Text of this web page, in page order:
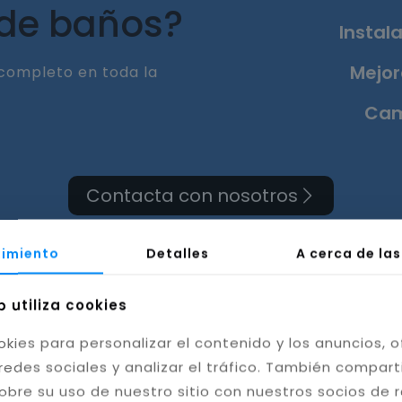
baños?
en toda la
Contacta con nosotros
cuarto de baño en
Huelva
Detalles A cerca de
utiliza cookies
para personalizar el contenido y los anuncios,
sociales y analizar el tráfico. También
su uso de nuestro sitio con nuestros socios de